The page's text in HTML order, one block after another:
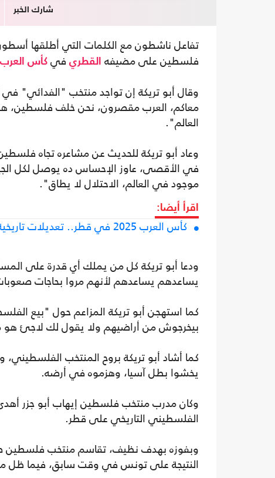
شارك الخبر
تفاعل ناشطون مع الكلمات التي أطلقها
فلسطين على مضيفه
القطري في كأس العرب
وقال أبو تريكة إن تواجد منتخب
معاكم، العرب مقصرون، نحن خلف فلسطين،
العالم".
وعاد أبو تريكة للحديث عن مشاعره تجاه
في الأقصى، عاوز الإحساس ده يوصل لكل
موجود في العالم، الاحتلال لا يطاق".
اقرأ أيضا:
كأس العرب 2025 في قطر.. تعديلات تاريخية ومنافسة عربية ساخنة
ودعا أبو تريكة كل من يملك أي قدرة على
يساعدهم يساعدهم لأنهم مروا بحاجات
كما استهجن أبو تريكة المزاعم حول "بيع
بيخرجوش من أراضيهم ولا يقول لك لاجئ
كما أشاد أبو تريكة بروح المنتخب
يخشوا بطل آسيا، وهزموه في أرضه.
وكان مدرب منتخب فلسطين إيهاب أبو جزر أهدى
الفلسطيني التاريخي على قطر.
وبفوزه بهدف نظيف، تقاسم منتخب فلسطين
النتيجة على تونس في وقت سابق، فيما ظل